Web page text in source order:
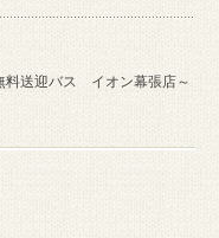
料送迎バス イオン幕張店～